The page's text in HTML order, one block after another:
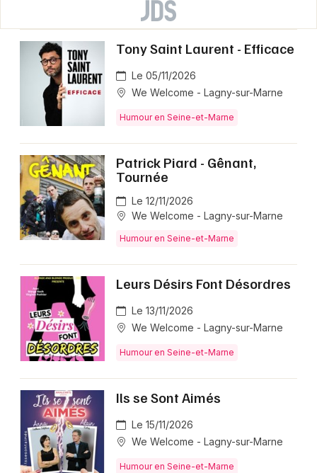
Tony Saint Laurent - Efficace
Le 05/11/2026
We Welcome - Lagny-sur-Marne
Humour en Seine-et-Marne
Patrick Piard - Gênant,
Tournée
Le 12/11/2026
We Welcome - Lagny-sur-Marne
Humour en Seine-et-Marne
Leurs Désirs Font Désordres
Le 13/11/2026
We Welcome - Lagny-sur-Marne
Humour en Seine-et-Marne
Ils se Sont Aimés
Le 15/11/2026
We Welcome - Lagny-sur-Marne
Humour en Seine-et-Marne